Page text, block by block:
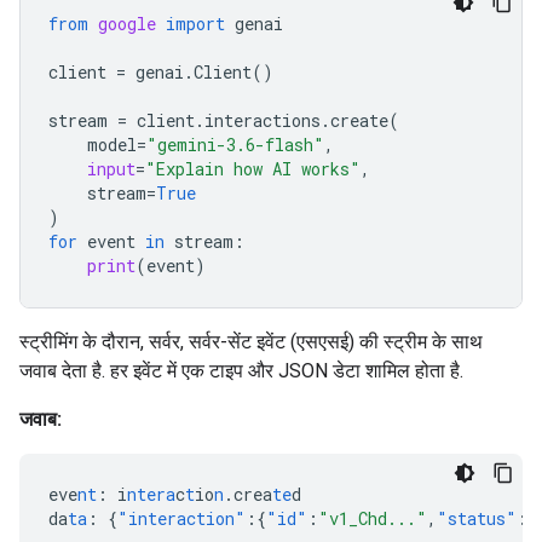
from google import genai
client = genai .Client()
stream = client. interactions .create(
model="gemini-3.6-flash" ,
input="Explain how AI works" ,
stream=True
)
for event in stream :
print(event)
स्ट्रीमिंग के दौरान, सर्वर, सर्वर-सेंट इवेंट (एसएसई) की स्ट्रीम के साथ
जवाब देता है. हर इवेंट में एक टाइप और JSON डेटा शामिल होता है.
जवाब:
event : interaction .created
data : {"interaction" :{"id" : "v1_Chd..." , "status" :